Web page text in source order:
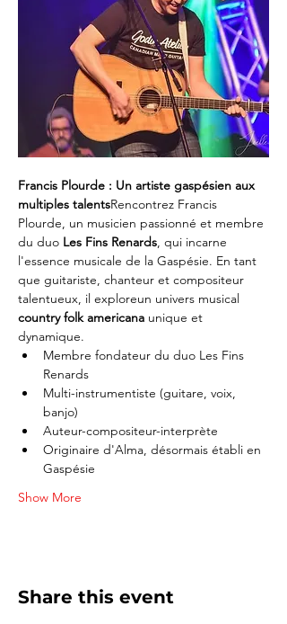
Francis Plourde : Un artiste gaspésien aux
multiples talentsRencontrez Francis
Plourde, un musicien passionné et membre
du duo Les Fins Renards, qui incarne
l'essence musicale de la Gaspésie. En tant
que guitariste, chanteur et compositeur
talentueux, il exploreun univers musical
country folk americana unique et
dynamique.
Membre fondateur du duo Les Fins
Renards
Multi-instrumentiste (guitare, voix,
banjo)
Auteur-compositeur-interprète
Originaire d'Alma, désormais établi en
Gaspésie
Show More
Share this event